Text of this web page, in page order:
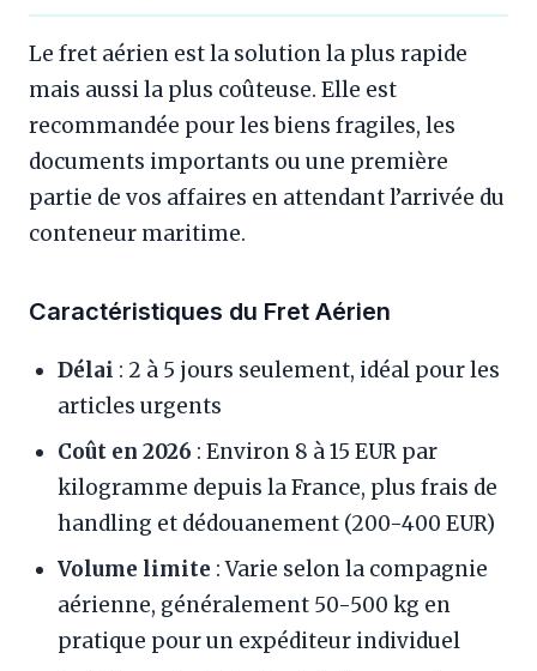
Le fret aérien est la solution la plus rapide
mais aussi la plus coûteuse. Elle est
recommandée pour les biens fragiles, les
documents importants ou une première
partie de vos affaires en attendant l’arrivée du
conteneur maritime.
Caractéristiques du Fret Aérien
Délai : 2 à 5 jours seulement, idéal pour les
articles urgents
Coût en 2026 : Environ 8 à 15 EUR par
kilogramme depuis la France, plus frais de
handling et dédouanement (200-400 EUR)
Volume limite : Varie selon la compagnie
aérienne, généralement 50-500 kg en
pratique pour un expéditeur individuel